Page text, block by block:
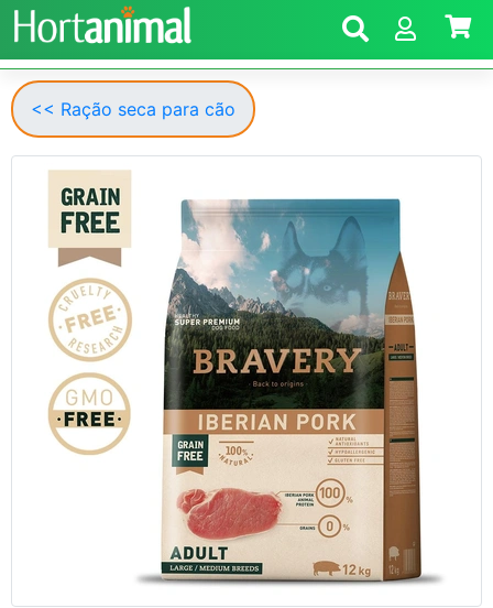
<< Ração seca para cão